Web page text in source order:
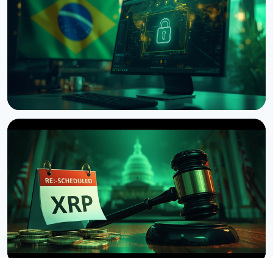
ввести задержки вывода криптовалюты
9 августа 2026 г. 4 мин чтения
НОВОСТЬ
Бразилия ввела 24-часовую задержку переводов
криптовалюты за границу
9 августа 2026 г.4 мин чтения